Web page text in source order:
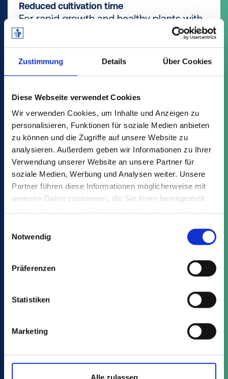
Zustimmung Details Über Cookies
Diese Webseite verwendet Cookies
Wir verwenden Cookies, um Inhalte und Anzeigen zu
personalisieren, Funktionen für soziale Medien anbieten
zu können und die Zugriffe auf unsere Website zu
analysieren. Außerdem geben wir Informationen zu Ihrer
Verwendung unserer Website an unsere Partner für
soziale Medien, Werbung und Analysen weiter. Unsere
Partner führen diese Informationen möglicherweise mit
weiteren Daten zusammen, die Sie ihnen bereitgestellt
Notwendig
Präferenzen
Statistiken
Marketing
Alle zulassen
Reduced cultivation time
For rapid growth and healthy plants with
ideal watering and drainage.
Variants Advantages
Find your suitable article from the
MCI - IML: